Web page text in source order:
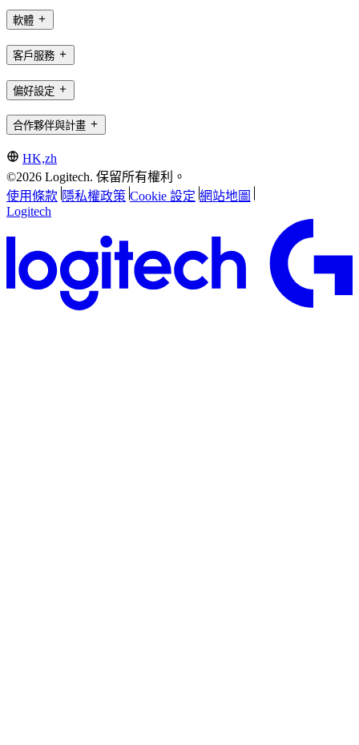
軟體
客戶服務
偏好設定
合作夥伴與計畫
HK,zh
©2026 Logitech. 保留所有權利。
使用條款 隱私權政策 Cookie 設定 網站地圖
Logitech